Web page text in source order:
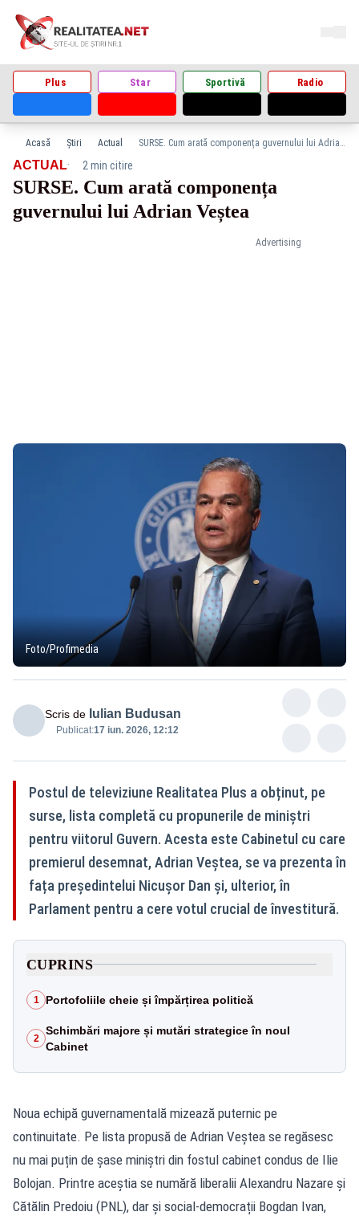
Plus Star Sportivă Radio
Acasă Știri Actual SURSE. Cum arată componența guvernului lui Adrian Veștea
Advertising
ACTUAL· 2 min citire
SURSE. Cum arată componența
guvernului lui Adrian Veștea
Foto/Profimedia
Scris de Iulian Budusan
Publicat:17 iun. 2026, 12:12
Postul de televiziune Realitatea Plus a obținut, pe
surse, lista completă cu propunerile de miniștri
pentru viitorul Guvern. Acesta este Cabinetul cu care
premierul desemnat, Adrian Veștea, se va prezenta în
fața președintelui Nicușor Dan și, ulterior, în
Parlament pentru a cere votul crucial de învestitură.
CUPRINS
1 Portofoliile cheie și împărțirea politică
2
Schimbări majore și mutări strategice în noul
Cabinet
Noua echipă guvernamentală mizează puternic pe
continuitate. Pe lista propusă de Adrian Veștea se regăsesc
nu mai puțin de șase miniștri din fostul cabinet condus de Ilie
Bolojan. Printre aceștia se numără liberalii Alexandru Nazare și
Cătălin Predoiu (PNL), dar și social-democrații Bogdan Ivan,